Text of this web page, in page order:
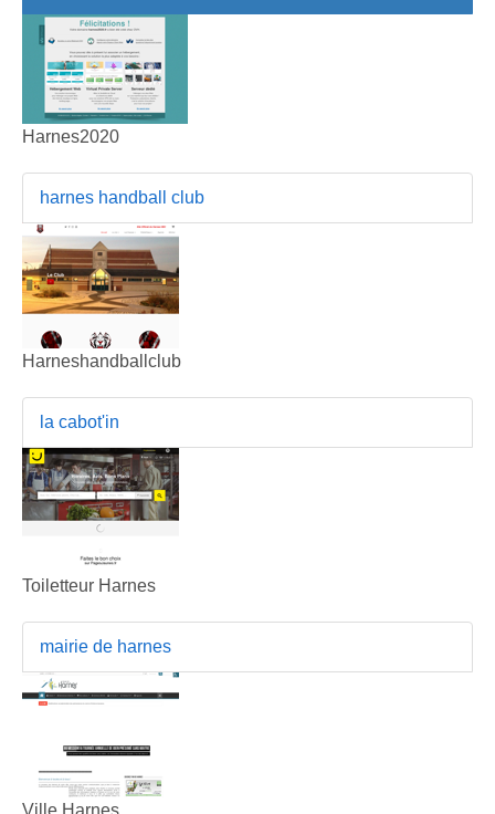
Harnes2020
harnes handball club
Harneshandballclub
la cabot'in
Toiletteur Harnes
mairie de harnes